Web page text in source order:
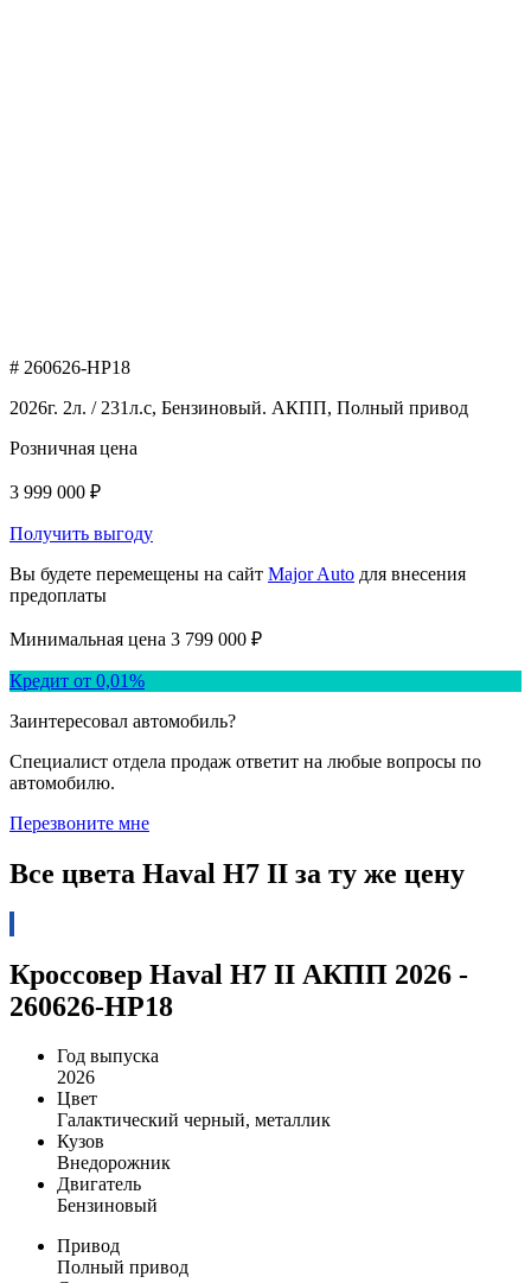
# 260626-HP18
2026г. 2л. / 231л.с, Бензиновый. АКПП, Полный привод
Розничная цена
3 999 000 ₽
Получить выгоду
Вы будете перемещены на сайт Major Auto для внесения
предоплаты
Минимальная цена 3 799 000 ₽
Кредит от 0,01%
Заинтересовал автомобиль?
Специалист отдела продаж ответит на любые вопросы по
автомобилю.
Перезвоните мне
Все цвета Haval H7 II за ту же цену
Кроссовер Haval H7 II АКПП 2026 -
260626-HP18
Год выпуска
2026
Цвет
Галактический черный, металлик
Кузов
Внедорожник
Двигатель
Бензиновый
Привод
Полный привод